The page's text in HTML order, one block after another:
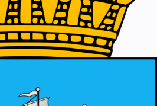
Nyheter